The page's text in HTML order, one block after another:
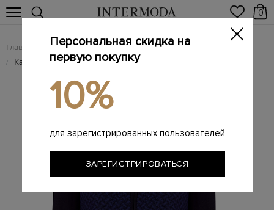
0
Главная Мужчинам / Одежда / Трикотаж
/ Кардиган из тенселя и шерсти с геометрическим узором
Персональная скидка на
первую покупку
10%
для зарегистрированных пользователей
ЗАРЕГИСТРИРОВАТЬСЯ